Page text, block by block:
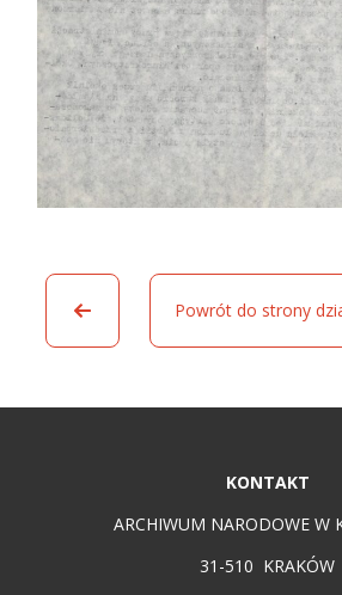
Powrót do strony
KONTAKT
ARCHIWUM NARODOWE W
31-510 KRAKÓW